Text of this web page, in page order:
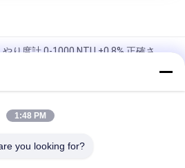
り度計 0-1000 NTU ±0.8% 正確さ
0-1000 NTU Automatic
ーター、DOアンモニア亜硝酸塩試験
1:48 PM
you looking for?